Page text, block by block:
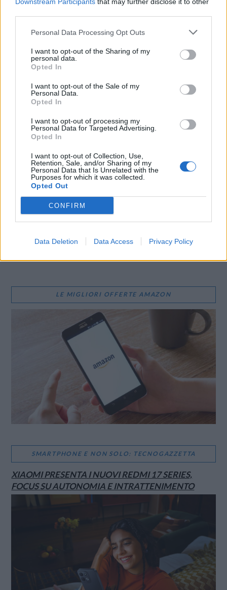
Personal Data Processing Opt Outs
I want to opt-out of the Sharing of my
personal data.
Opted In
I want to opt-out of the Sale of my
Personal Data.
Opted In
I want to opt-out of processing my
Personal Data for Targeted Advertising.
Opted In
I want to opt-out of Collection, Use,
Retention, Sale, and/or Sharing of my
Personal Data that Is Unrelated with the
Purposes for which it was collected.
Opted Out
CONFIRM
Data Deletion Data Access Privacy Policy
Vedi anche i
CONDIVIDI QUESTO ARTICOLO:
E-mail
Mastodon
LE MIGLIORI OFFERTE AMAZON
SMARTPHONE E NON SOLO: TECNOGAZZETTA
XIAOMI PRESENTA I NUOVI REDMI 17 SERIES,
FOCUS SU AUTONOMIA E INTRATTENIMENTO